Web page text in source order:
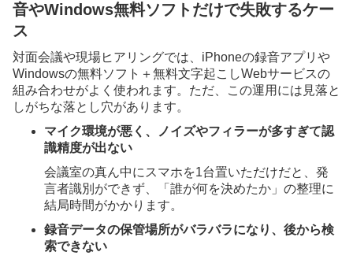
音やWindows無料ソフトだけで失敗するケー
ス
対面会議や現場ヒアリングでは、iPhoneの録音アプリや
Windowsの無料ソフト＋無料文字起こしWebサービスの
組み合わせがよく使われます。ただ、この運用には見落と
しがちな落とし穴があります。
マイク環境が悪く、ノイズやフィラーが多すぎて認
識精度が出ない
会議室の真ん中にスマホを1台置いただけだと、発
言者識別ができず、「誰が何を決めたか」の整理に
結局時間がかかります。
録音データの保管場所がバラバラになり、後から検
索できない